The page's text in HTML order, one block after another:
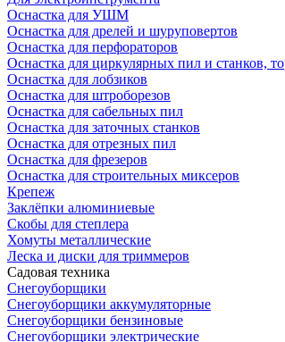
Оснастка для УШМ
Оснастка для дрелей и шуруповертов
Оснастка для перфораторов
Оснастка для циркулярных пил и станков,
Оснастка для лобзиков
Оснастка для штроборезов
Оснастка для сабельных пил
Оснастка для заточных станков
Оснастка для отрезных пил
Оснастка для фрезеров
Оснастка для строительных миксеров
Крепеж
Заклёпки алюминиевые
Скобы для степлера
Хомуты металлические
Леска и диски для триммеров
Садовая техника
Снегоуборщики
Снегоуборщики аккумуляторные
Снегоуборщики бензиновые
Снегоуборщики электрические